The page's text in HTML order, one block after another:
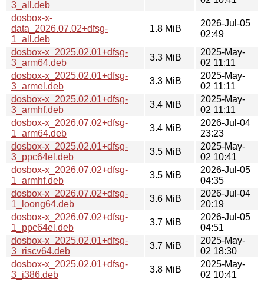
3_all.deb
dosbox-x-
data_2026.07.02+dfsg-
1_all.deb
1.8 MiB
2026-Jul-05
02:49
dosbox-x_2025.02.01+dfsg-
3_arm64.deb
3.3 MiB
2025-May-
02 11:11
dosbox-x_2025.02.01+dfsg-
3_armel.deb
3.3 MiB
2025-May-
02 11:11
dosbox-x_2025.02.01+dfsg-
3_armhf.deb
3.4 MiB
2025-May-
02 11:11
dosbox-x_2026.07.02+dfsg-
1_arm64.deb
3.4 MiB
2026-Jul-04
23:23
dosbox-x_2025.02.01+dfsg-
3_ppc64el.deb
3.5 MiB
2025-May-
02 10:41
dosbox-x_2026.07.02+dfsg-
1_armhf.deb
3.5 MiB
2026-Jul-05
04:35
dosbox-x_2026.07.02+dfsg-
1_loong64.deb
3.6 MiB
2026-Jul-04
20:19
dosbox-x_2026.07.02+dfsg-
1_ppc64el.deb
3.7 MiB
2026-Jul-05
04:51
dosbox-x_2025.02.01+dfsg-
3_riscv64.deb
3.7 MiB
2025-May-
02 18:30
dosbox-x_2025.02.01+dfsg-
3_i386.deb
3.8 MiB
2025-May-
02 10:41